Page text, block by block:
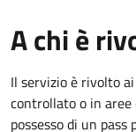
A chi è
Il servizio è rivolto
controllato o in aree
possesso di un